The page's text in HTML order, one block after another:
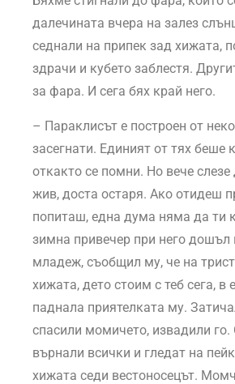
далечината вчера на залез
седнали на припек зад хижата,
здрачи и кубето заблестя.
за фара. И сега бях край него.
– Параклисът е построен от
засегнати. Единият от тях беше
откакто се помни. Но вече
жив, доста остаря. Ако отидеш
попиташ, една дума няма да ти
зимна привечер при него дошъл
младеж, съобщил му, че на
хижата, дето стоим с теб сега, в
паднала приятелката му.
спасили момичето, извадили го.
върнали всички и гледат на
хижата седи вестоносецът.